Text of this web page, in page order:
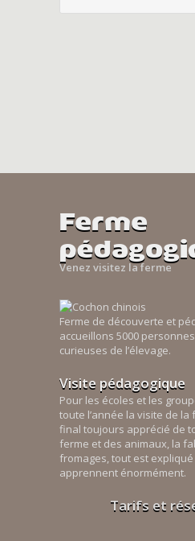
Ferme
Venez visitez la ferme
Ferme de découverte et
accueillons 5000
curieuses de l’élevage.
Visite pédagogique
Pour les écoles et les
toute l’année la visite de
final toujours apprécié de
ferme et des animaux, la
fromages, tout est
apprennent énormément.
Tarifs et